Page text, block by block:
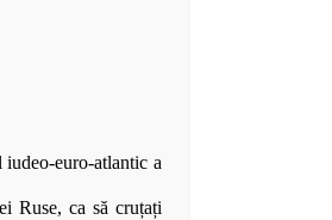
euro-atlantic a
Ruse, ca să cruțați